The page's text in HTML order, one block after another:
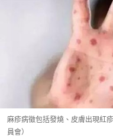
麻疹病徵包括發燒、皮膚出現紅
員會）